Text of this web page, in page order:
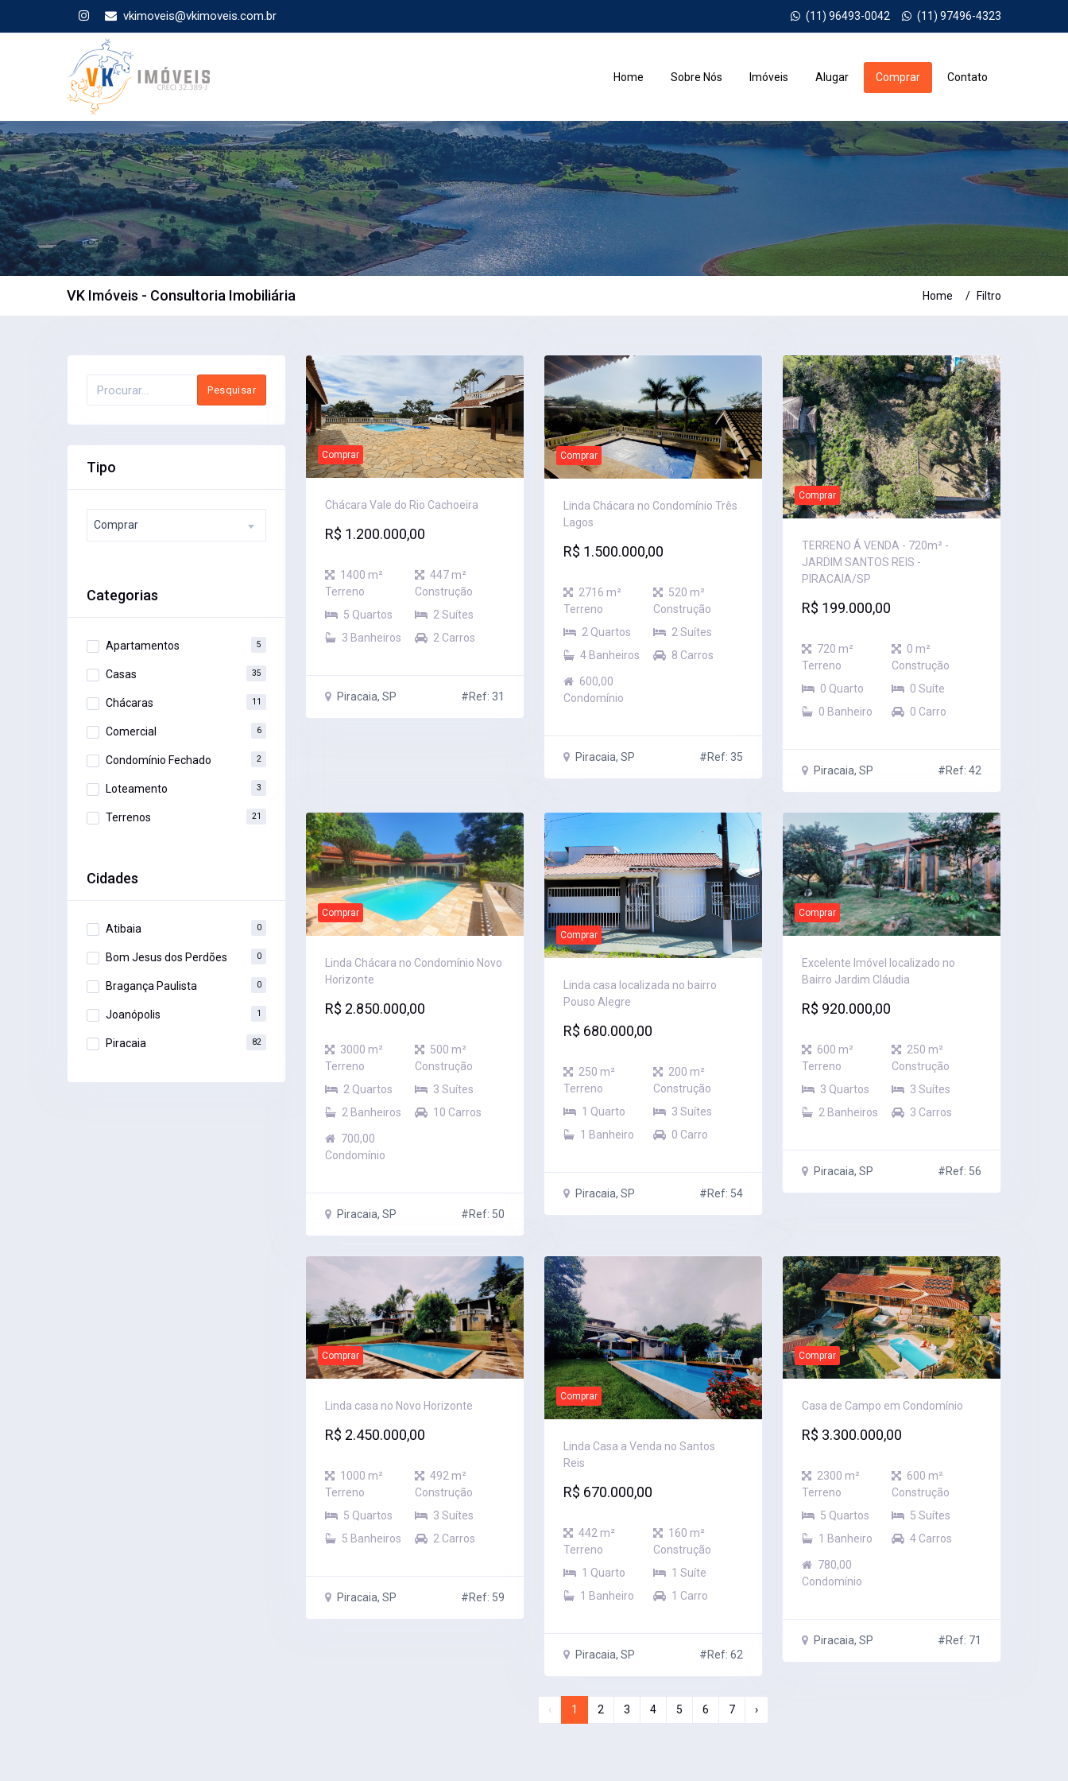
vkimoveis@vkimoveis.com.br (11) 96493-0042 (11) 97496-4323
Home Sobre Nós Imóveis Alugar Comprar Contato
VK Imóveis - Consultoria Imobiliária Home Filtro
Pesquisar
Tipo
Comprar
Categorias
Apartamentos 5
Casas 35
Chácaras 11
Comercial 6
Condomínio Fechado 2
Loteamento 3
Terrenos 21
Cidades
Atibaia 0
Bom Jesus dos Perdões 0
Bragança Paulista 0
Joanópolis 1
Piracaia 82
Comprar
Chácara Vale do Rio Cachoeira
R$ 1.200.000,00
1400 m²
Terreno
447 m²
Construção
5 Quartos
2 Suítes
3 Banheiros
2 Carros
Piracaia, SP #Ref: 31
Comprar
Linda Chácara no Condomínio Três
Lagos
R$ 1.500.000,00
2716 m²
Terreno
520 m²
Construção
2 Quartos
2 Suítes
4 Banheiros
8 Carros
600,00
Condomínio
Piracaia, SP #Ref: 35
Comprar
TERRENO Á VENDA - 720m² -
JARDIM SANTOS REIS -
PIRACAIA/SP
R$ 199.000,00
720 m²
Terreno
0 m²
Construção
0 Quarto
0 Suíte
0 Banheiro
0 Carro
Piracaia, SP #Ref: 42
Comprar
Linda Chácara no Condomínio Novo
Horizonte
R$ 2.850.000,00
3000 m²
Terreno
500 m²
Construção
2 Quartos
3 Suítes
2 Banheiros
10 Carros
700,00
Condomínio
Piracaia, SP #Ref: 50
Comprar
Linda casa localizada no bairro
Pouso Alegre
R$ 680.000,00
250 m²
Terreno
200 m²
Construção
1 Quarto
3 Suítes
1 Banheiro
0 Carro
Piracaia, SP #Ref: 54
Comprar
Excelente Imóvel localizado no
Bairro Jardim Cláudia
R$ 920.000,00
600 m²
Terreno
250 m²
Construção
3 Quartos
3 Suítes
2 Banheiros
3 Carros
Piracaia, SP #Ref: 56
Comprar
Linda casa no Novo Horizonte
R$ 2.450.000,00
1000 m²
Terreno
492 m²
Construção
5 Quartos
3 Suítes
5 Banheiros
2 Carros
Piracaia, SP #Ref: 59
Comprar
Linda Casa a Venda no Santos
Reis
R$ 670.000,00
442 m²
Terreno
160 m²
Construção
1 Quarto
1 Suíte
1 Banheiro
1 Carro
Piracaia, SP #Ref: 62
Comprar
Casa de Campo em Condomínio
R$ 3.300.000,00
2300 m²
Terreno
600 m²
Construção
5 Quartos
5 Suítes
1 Banheiro
4 Carros
780,00
Condomínio
Piracaia, SP #Ref: 71
‹ 1 2 3 4 5 6 7 ›